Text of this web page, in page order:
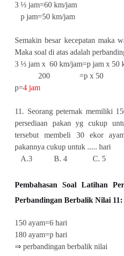
3 ⅓ jam=60 km/jam
p jam=50 km/jam
Semakin besar kecepatan maka
Maka soal di atas adalah
3 ⅓ jam x 60 km/jam=p jam x 50
200 =p x 50
p=4 jam
11. Seorang peternak memiliki
persediaan pakan yg cukup
tersebut membeli 30 ekor
pakannya cukup untuk ..... hari
A.3 B. 4 C. 5
Pembahasan Soal Latihan
Perbandingan Berbalik Nilai 11:
150 ayam=6 hari
180 ayam=p hari
⇒ perbandingan berbalik nilai